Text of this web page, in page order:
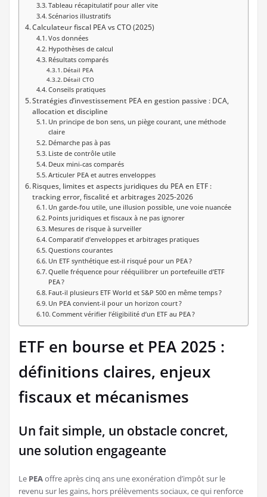
Tableau récapitulatif pour aller vite
Scénarios illustratifs
Calculateur fiscal PEA vs CTO (2025)
Vos données
Hypothèses de calcul
Résultats comparés
Détail PEA
Détail CTO
Conseils pratiques
Stratégies d’investissement PEA en gestion passive : DCA,
allocation et discipline
Un principe de bon sens, un piège courant, une méthode
claire
Démarche pas à pas
Liste de contrôle utile
Deux mini-cas comparés
Articuler PEA et autres enveloppes
Risques, limites et aspects juridiques du PEA en ETF :
tracking error, fiscalité et arbitrages 2025-2026
Un garde-fou utile, une illusion possible, une voie nuancée
Points juridiques et fiscaux à ne pas ignorer
Mesures de risque à surveiller
Comparatif d’enveloppes et arbitrages pratiques
Questions courantes
Un ETF synthétique est-il risqué pour un PEA ?
Quelle fréquence pour rééquilibrer un portefeuille d’ETF
PEA ?
Faut-il plusieurs ETF World et S&P 500 en même temps ?
Un PEA convient-il pour un horizon court ?
Comment vérifier l’éligibilité d’un ETF au PEA ?
ETF en bourse et PEA 2025 :
définitions claires, enjeux
fiscaux et mécanismes
Un fait simple, un obstacle concret,
une solution engageante
Le PEAoffre après cinq ans une exonération d’impôt sur le
revenu sur les gains, hors prélèvements sociaux, ce qui renforce